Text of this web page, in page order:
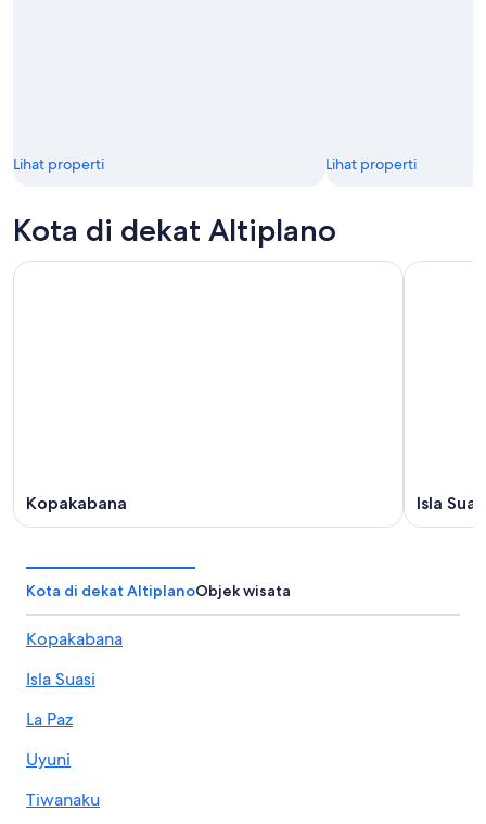
Lihat properti Lihat properti
Kota di dekat Altiplano
Kopakabana Isla
Kota di dekat AltiplanoObjek wisata
Kopakabana
Isla Suasi
La Paz
Uyuni
Tiwanaku